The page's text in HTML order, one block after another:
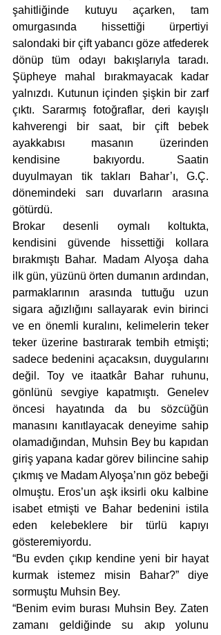
şahitliğinde kutuyu açarken, tam
omurgasında hissettiği ürpertiyi
salondaki bir çift yabancı göze atfederek
dönüp tüm odayı bakışlarıyla taradı.
Şüpheye mahal bırakmayacak kadar
yalnızdı. Kutunun içinden şişkin bir zarf
çıktı. Sararmış fotoğraflar, deri kayışlı
kahverengi bir saat, bir çift bebek
ayakkabısı masanın üzerinden
kendisine bakıyordu. Saatin
duyulmayan tik takları Bahar’ı, G.Ç.
dönemindeki sarı duvarların arasına
götürdü.
Brokar desenli oymalı koltukta,
kendisini güvende hissettiği kollara
bırakmıştı Bahar. Madam Alyoşa daha
ilk gün, yüzünü örten dumanın ardından,
parmaklarının arasında tuttuğu uzun
sigara ağızlığını sallayarak evin birinci
ve en önemli kuralını, kelimelerin teker
teker üzerine bastırarak tembih etmişti;
sadece bedenini açacaksın, duygularını
değil. Toy ve itaatkâr Bahar ruhunu,
gönlünü sevgiye kapatmıştı. Genelev
öncesi hayatında da bu sözcüğün
manasını kanıtlayacak deneyime sahip
olamadığından, Muhsin Bey bu kapıdan
giriş yapana kadar görev bilincine sahip
çıkmış ve Madam Alyoşa’nın göz bebeği
olmuştu. Eros’un aşk iksirli oku kalbine
isabet etmişti ve Bahar bedenini istila
eden kelebeklere bir türlü kapıyı
gösteremiyordu.
“Bu evden çıkıp kendine yeni bir hayat
kurmak istemez misin Bahar?” diye
sormuştu Muhsin Bey.
“Benim evim burası Muhsin Bey. Zaten
zamanı geldiğinde su akıp yolunu